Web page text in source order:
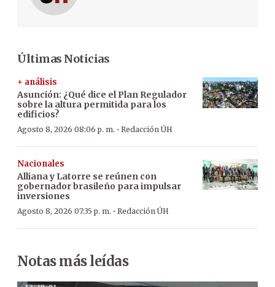
Últimas Noticias
+ análisis
Asunción: ¿Qué dice el Plan Regulador
sobre la altura permitida para los
edificios?
Agosto 8, 2026 08:06 p. m. · Redacción ÚH
Nacionales
Alliana y Latorre se reúnen con
gobernador brasileño para impulsar
inversiones
Agosto 8, 2026 07:35 p. m. · Redacción ÚH
Notas más leídas